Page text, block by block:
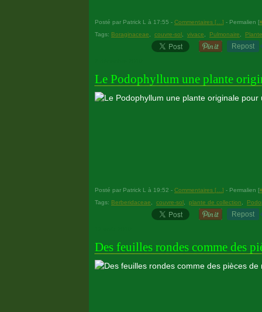
Posté par Patrick L à 17:55 - Commentaires [ ] - Permalien [
Tags: Boraginaceae couvre-sol vivace Pulmonaire
Repost
Le Podophyllum une plante
Posté par Patrick L à 19:52 - Commentaires [ ] - Permalien [
Tags: Berberidaceae couvre-sol plante de collection
Repost
Des feuilles rondes comme des